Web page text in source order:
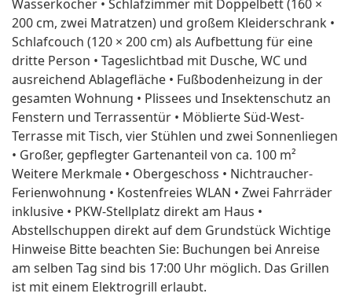
Wasserkocher • Schlafzimmer mit Doppelbett (160 ×
200 cm, zwei Matratzen) und großem Kleiderschrank •
Schlafcouch (120 × 200 cm) als Aufbettung für eine
dritte Person • Tageslichtbad mit Dusche, WC und
ausreichend Ablagefläche • Fußbodenheizung in der
gesamten Wohnung • Plissees und Insektenschutz an
Fenstern und Terrassentür • Möblierte Süd-West-
Terrasse mit Tisch, vier Stühlen und zwei Sonnenliegen
• Großer, gepflegter Gartenanteil von ca. 100 m²
Weitere Merkmale • Obergeschoss • Nichtraucher-
Ferienwohnung • Kostenfreies WLAN • Zwei Fahrräder
inklusive • PKW-Stellplatz direkt am Haus •
Abstellschuppen direkt auf dem Grundstück Wichtige
Hinweise Bitte beachten Sie: Buchungen bei Anreise
am selben Tag sind bis 17:00 Uhr möglich. Das Grillen
ist mit einem Elektrogrill erlaubt.